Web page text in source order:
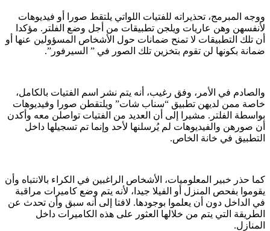
ووجه المبرمج، تحذيراته للفتيات اللواتي يلتقط صورا أو فيديوهات
لأنفسهن وهن عاريات ويلجن تطبيقات من أجل وضع الفلتر. مؤكدا
أن تلك التطبيقات لا تمنح ضمانات حول الأشخاص المسؤولين عنها أو
ضمانة بكونها لن تقوم بتخزين تلك الصور في ” السيرفور”.
والصادم في الأمر، وفق رغيب، أنه يتم نشر اسم الفتيات بالكامل،
خاصة ممن لديهن تطبيق “سناب شات” ويلتقطن صورا وفيديوهات
بواسطة الفلتر. مشيرا إلى أن العديد من الفتيات تواصلن معه وأكدن
أن صورهن والفيديوهات لم يُرسلنها لأحد وإنما تم تسجيلها داخل
التطبيق في خانة الخاص.
كما حذر خبير المعلوميات، الأشخاص الراغبين في الكراء بالانتباه وأن
يقوموا بفحص المنزل أو الفيلا جيدا، لأنه يتم وضع كاميرات مراقبة
في الداخل دون أن يعلموا بوجودها. لافتا إلى أنه سبق وأن تحدث عن
الطريقة التي يتم من خلالها العثور على هذه الكاميرات داخل
المنازل.